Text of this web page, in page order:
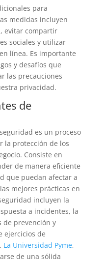
para
medidas incluyen
evitar compartir
sociales y utilizar
línea. Es importante
y desafíos que
las precauciones
privacidad.
de
es un proceso
la protección de los
Consiste en
de manera eficiente
que puedan afectar a
mejores prácticas en
incluyen la
a incidentes, la
de prevención y
ejercicios de
La Universidad Pyme,
de una sólida